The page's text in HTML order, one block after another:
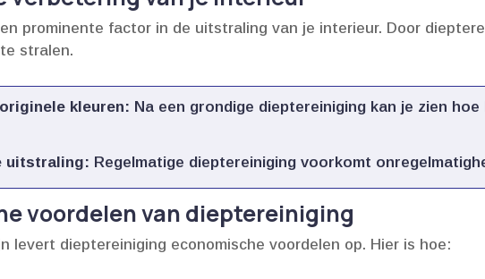
prominente factor in de uitstraling van je interieur.​ Door
stralen.​
kleuren: Na een grondige dieptereiniging kan je zien
uitstraling: Regelmatige dieptereiniging voorkomt
voordelen van dieptereiniging
levert dieptereiniging economische voordelen op.​ Hier is hoe: